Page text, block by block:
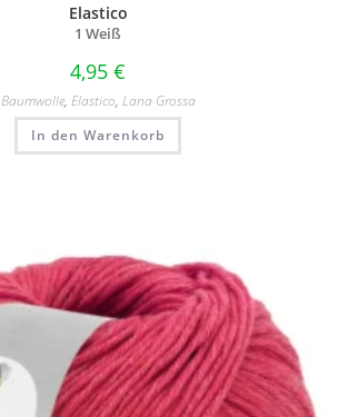
Elastico
1 Weiß
4,95 €
Baumwolle, Elastico, Lana Grossa
In den Warenkorb